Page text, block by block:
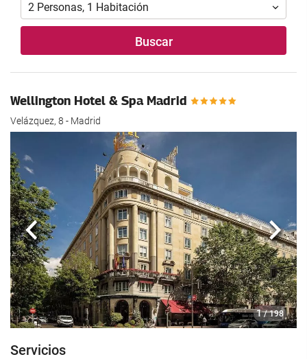
2 Personas, 1 Habitación
Buscar
Wellington Hotel & Spa Madrid
Velázquez, 8 - Madrid
1 / 198
Anterior
Servicios